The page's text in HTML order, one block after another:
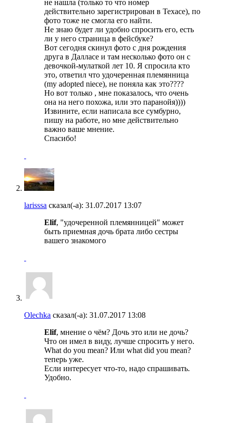
не нашла (только то что номер
действительно зарегистрирован в Техасе), по
фото тоже не смогла его найти.
Не знаю будет ли удобно спросить его, есть
ли у него страница в фейсбуке?
Вот сегодня скинул фото с дня рождения
друга в Далласе и там несколько фото он с
девочкой-мулаткой лет 10. Я спросила кто
это, ответил что удочеренная племянница
(my adopted niece), не поняла как это????
Но вот только , мне показалось, что очень
она на него похожа, или это паранойя))))
Извините, если написала все сумбурно,
пишу на работе, но мне действительно
важно ваше мнение.
Спасибо!
larisssa сказал(-а): 31.07.2017 13:07
Elif, "удочеренной племянницей" может
быть приемная дочь брата либо сестры
вашего знакомого
Olechka сказал(-а): 31.07.2017 13:08
Elif, мнение о чём? Дочь это или не дочь?
Что он имел в виду, лучше спросить у него.
What do you mean? Или what did you mean?
теперь уже.
Если интересует что-то, надо спрашивать.
Удобно.